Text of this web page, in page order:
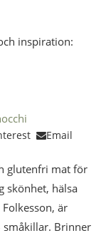
inspiration:
Email
glutenfri mat för
skönhet, hälsa
är
Brinner